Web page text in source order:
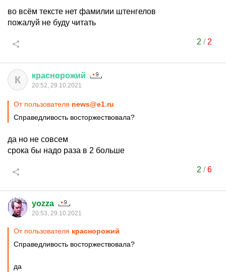
во всём тексте нет фамилии штенгелов
пожалуй не буду читать
2 / 2
К краснорожий
20:52, 29.10.2021
От пользователя news@e1.ru
Справедливость восторжествовала?
да но не совсем
срока бы надо раза в 2 больше
2 /6
yozza
20:53, 29.10.2021
От пользователя краснорожий
Справедливость восторжествовала?
да